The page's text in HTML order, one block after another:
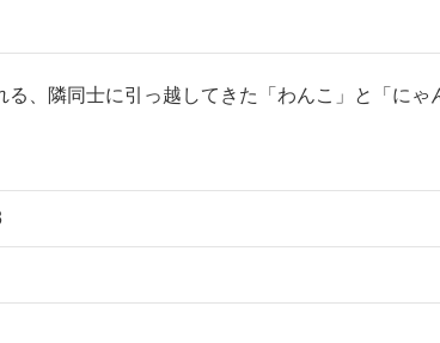
、隣同士に引っ越してきた「わんこ」と「に